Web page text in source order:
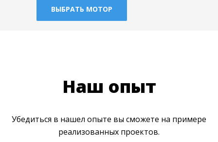
ВЫБРАТЬ МОТОР
Наш опыт
Убедиться в нашел опыте вы сможете на примере
реализованных проектов.